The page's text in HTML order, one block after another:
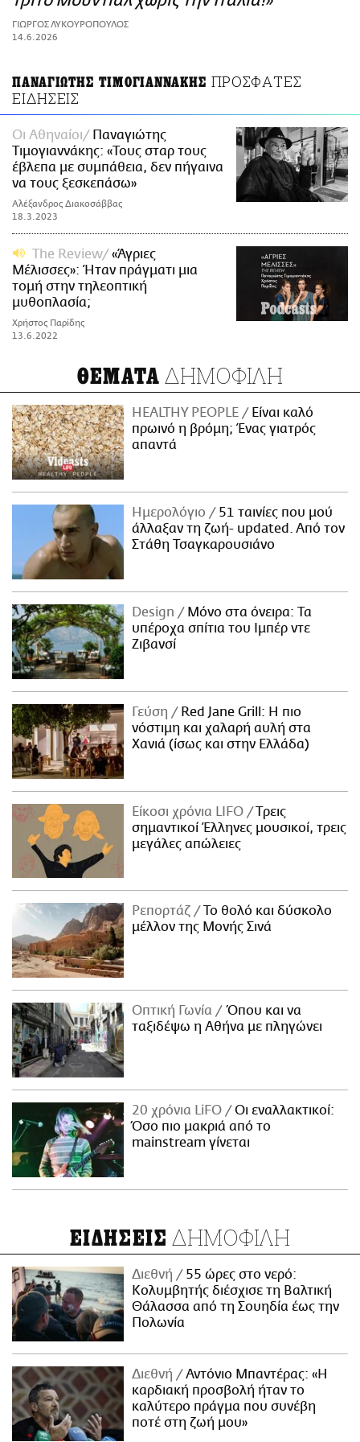
ΑΜΠΑ
PRINT
ΓΙΩΡΓΟΣ ΛΥΚΟΥΡΟΠΟΥΛΟΣ
14.6.2026
ΠΑΝΑΓΙΩΤΗΣ ΤΙΜΟΓΙΑΝΝΑΚΗΣ ΠΡΟΣΦΑΤΕΣ
ΕΙΔΗΣΕΙΣ
Οι Αθηναίοι
Παναγιώτης
Τιμογιαννάκης: «Τους σταρ τους
έβλεπα με συμπάθεια, δεν πήγαινα
να τους ξεσκεπάσω»
Αλέξανδρος Διακοσάββας
18.3.2023
The Review
«Άγριες
Μέλισσες»: Ήταν πράγματι μια
τομή στην τηλεοπτική
μυθοπλασία;
Χρήστος Παρίδης
13.6.2022
ΘΕΜΑΤΑ ΔΗΜΟΦΙΛΗ
HEALTHY PEOPLE
Είναι καλό
πρωινό η βρόμη; Ένας γιατρός
απαντά
Ημερολόγιο
51 ταινίες που μού
άλλαξαν τη ζωή- updated. Aπό τον
Στάθη Τσαγκαρουσιάνο
Design
Μόνο στα όνειρα: Τα
υπέροχα σπίτια του Ιμπέρ ντε
Ζιβανσί
Γεύση
Red Jane Grill: Η πιο
νόστιμη και χαλαρή αυλή στα
Χανιά (ίσως και στην Ελλάδα)
Είκοσι χρόνια LIFO
Tρεις
σημαντικοί Έλληνες μουσικοί, τρεις
μεγάλες απώλειες
Ρεπορτάζ
Το θολό και δύσκολο
μέλλον της Μονής Σινά
Οπτική Γωνία
Όπου και να
ταξιδέψω η Αθήνα με πληγώνει
20 χρόνια LiFO
Οι εναλλακτικοί:
Όσο πιο μακριά από το
mainstream γίνεται
ΕΙΔΗΣΕΙΣ ΔΗΜΟΦΙΛΗ
Διεθνή
55 ώρες στο νερό:
Κολυμβητής διέσχισε τη Βαλτική
Θάλασσα από τη Σουηδία έως την
Πολωνία
Διεθνή
Αντόνιο Μπαντέρας: «Η
καρδιακή προσβολή ήταν το
καλύτερο πράγμα που συνέβη
ποτέ στη ζωή μου»